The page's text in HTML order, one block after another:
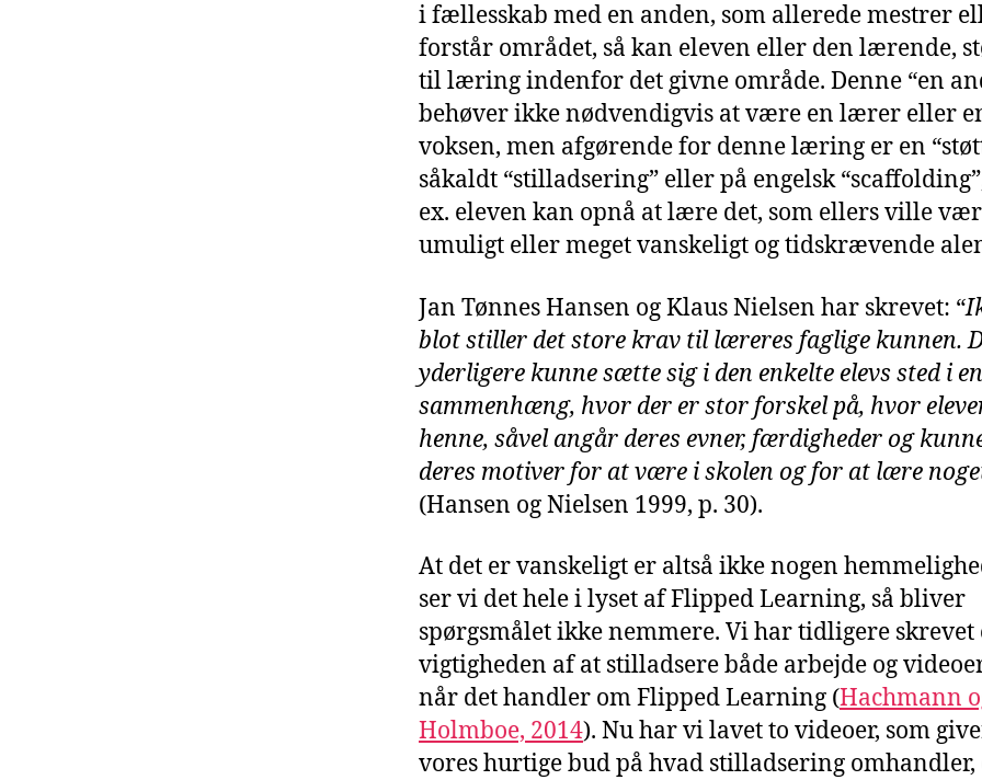
i fællesskab med en anden, som allerede mestrer
forstår området, så kan eleven eller den lærende,
til læring indenfor det givne område. Denne “en
behøver ikke nødvendigvis at være en lærer eller
voksen, men afgørende for denne læring er en
såkaldt “stilladsering” eller på engelsk
ex. eleven kan opnå at lære det, som ellers ville
umuligt eller meget vanskeligt og tidskrævende
Jan Tønnes Hansen og Klaus Nielsen har skrevet: “
blot stiller det store krav til læreres faglige kunnen.
yderligere kunne sætte sig i den enkelte elevs sted i en
sammenhæng, hvor der er stor forskel på, hvor
henne, såvel angår deres evner, færdigheder og
deres motiver for at være i skolen og for at lære
(Hansen og Nielsen 1999, p. 30).
At det er vanskeligt er altså ikke nogen
ser vi det hele i lyset af Flipped Learning, så bliver
spørgsmålet ikke nemmere. Vi har tidligere skrevet
vigtigheden af at stilladsere både arbejde og
når det handler om Flipped Learning (Hachmann
Holmboe, 2014). Nu har vi lavet to videoer, som
vores hurtige bud på hvad stilladsering omhandler,